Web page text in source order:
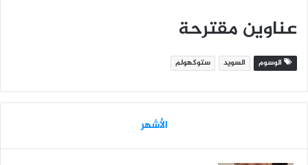
عناوين مقترحة
الوسوم السويد ستوكهولم
الأشهر